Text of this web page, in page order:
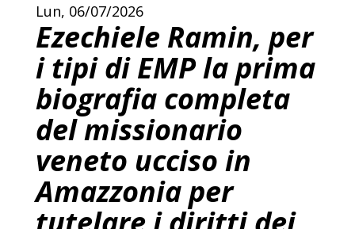
Lun, 06/07/2026
Ezechiele Ramin, per
i tipi di EMP la prima
biografia completa
del missionario
veneto ucciso in
Amazzonia per